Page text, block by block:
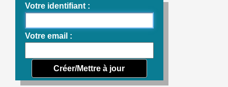
Votre identifiant
Votre email